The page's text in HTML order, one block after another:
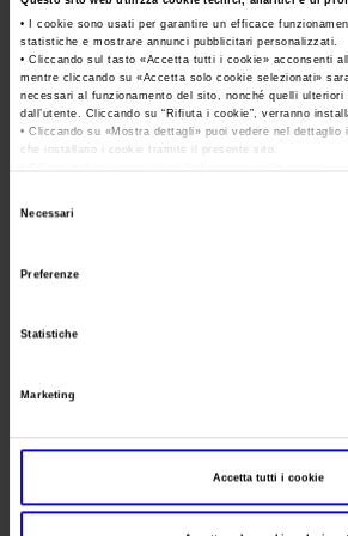
• I cookie sono usati per garantire un efficace
statistiche e mostrare annunci pubblicitari personalizzati.
• Cliccando sul tasto «Accetta tutti i cookie» acconsenti
mentre cliccando su «Accetta solo cookie selezionati»
necessari al funzionamento del sito, nonché quelli ulteriori
dall’utente. Cliccando su “ Rifiuta i cookie”, verranno
• Cliccando su «Mostra dettagli» puoi vedere nel
che installano i cookie tramite il presente sito.
Necessari
Preferenze
Statistiche
Marketing
Accetta tutti i cookie
Numeri della fiera
Carta dei Valori
Parità di genere
Modello di Organizzazione, Gestione e Controllo
Accredito Stampa Marmomac 2026
Servizi in quartiere per la stampa
Contatti Ufficio Stampa
Lavora con noi
Contatti
Data
08/10/2023 - 08/10/2023
Frequenza
Annual
Website
https://
E-mail
madan@libero.it
organizzativa
Fax
Website
madan@libero.it